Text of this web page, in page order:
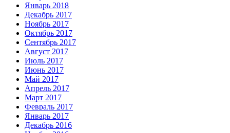
Январь 2018
Декабрь 2017
Ноябрь 2017
Октябрь 2017
Сентябрь 2017
Август 2017
Июль 2017
Июнь 2017
Май 2017
Апрель 2017
Март 2017
Февраль 2017
Январь 2017
Декабрь 2016